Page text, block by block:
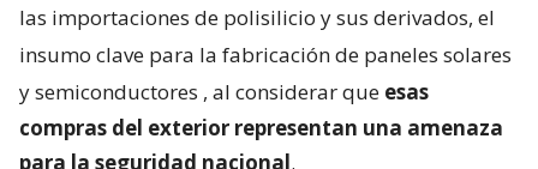
las importaciones de polisilicio y sus derivados, el
insumo clave para la fabricación de paneles solares
y semiconductores , al considerar que esas
compras del exterior representan una amenaza
para la seguridad nacional.